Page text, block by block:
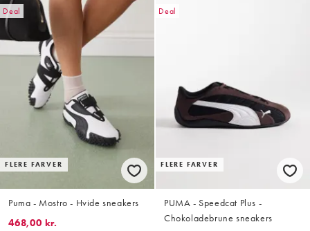
Deal
FLERE FARVER
Puma - Mostro - Hvide sneakers
468,00 kr.
Deal
FLERE FARVER
PUMA - Speedcat Plus -
Chokoladebrune sneakers